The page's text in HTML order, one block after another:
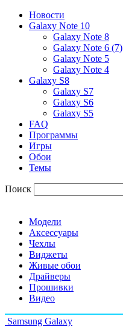
Новости
Galaxy Note 10
Galaxy Note 8
Galaxy Note 6 (7)
Galaxy Note 5
Galaxy Note 4
Galaxy S8
Galaxy S7
Galaxy S6
Galaxy S5
FAQ
Программы
Игры
Обои
Темы
Поиск
Модели
Аксессуары
Чехлы
Виджеты
Живые обои
Драйверы
Прошивки
Видео
Samsung Galaxy